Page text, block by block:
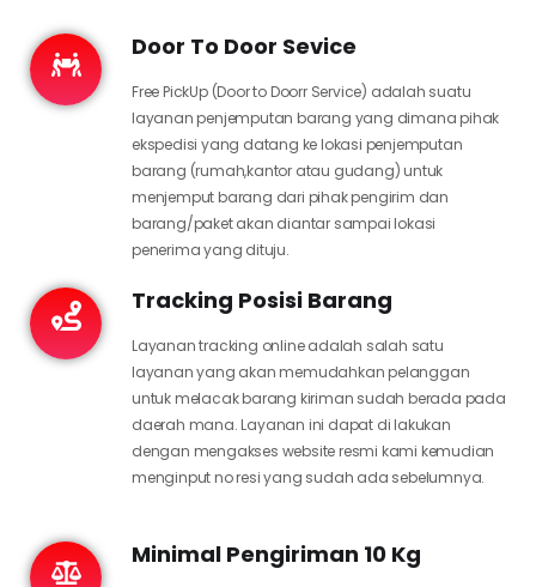
Door To Door Sevice
Free PickUp (Door to Doorr Service) adalah suatu
layanan penjemputan barang yang dimana pihak
ekspedisi yang datang ke lokasi penjemputan
barang (rumah,kantor atau gudang) untuk
menjemput barang dari pihak pengirim dan
barang/paket akan diantar sampai lokasi
penerima yang dituju.
Tracking Posisi Barang
Layanan tracking online adalah salah satu
layanan yang akan memudahkan pelanggan
untuk melacak barang kiriman sudah berada pada
daerah mana. Layanan ini dapat di lakukan
dengan mengakses website resmi kami kemudian
menginput no resi yang sudah ada sebelumnya.
Minimal Pengiriman 10 Kg